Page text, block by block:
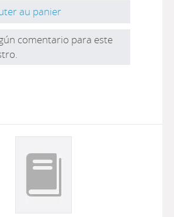
au panier
comentario para este